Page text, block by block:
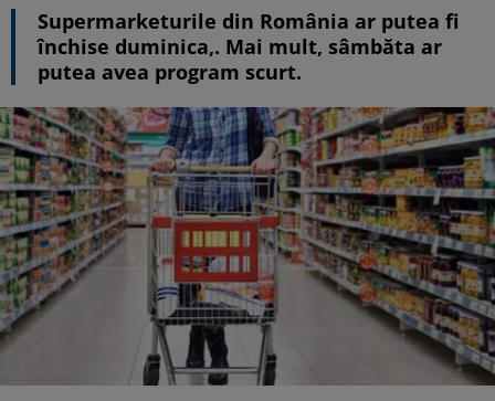
Supermarketurile din România ar putea fi
închise duminica,. Mai mult, sâmbăta ar
putea avea program scurt.